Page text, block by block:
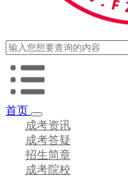
首页
成考资讯
成考答疑
招生简章
成考院校